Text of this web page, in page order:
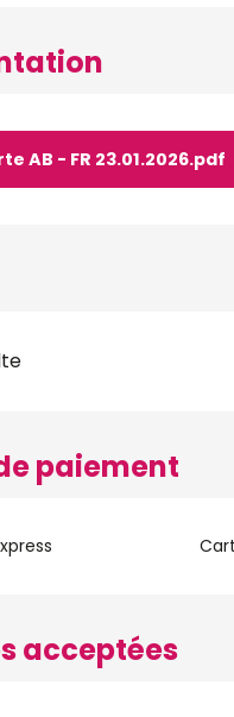
AB - FR 23.01.2026.pdf
paiement
acceptées